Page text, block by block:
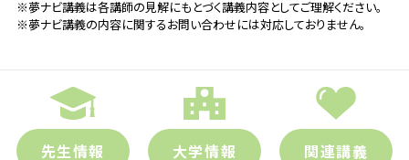
※夢ナビ講義は各講師の見解にもとづく講義内容としてご理解ください。
※夢ナビ講義の内容に関するお問い合わせには対応しておりません。
先生情報 大学情報 関連講義
高校生の時は理系を選択していたのですが、